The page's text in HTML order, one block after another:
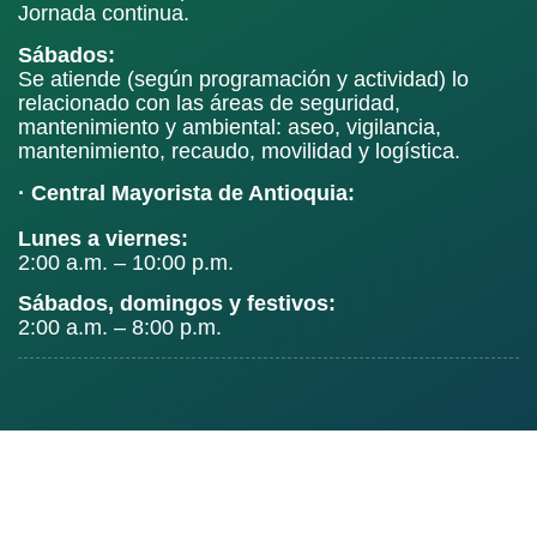
Jornada continua.
Sábados:
Se atiende (según programación y actividad) lo
relacionado con las áreas de seguridad,
mantenimiento y ambiental: aseo, vigilancia,
mantenimiento, recaudo, movilidad y logística.
· Central Mayorista de Antioquia:
Lunes a viernes:
2:00 a.m. – 10:00 p.m.
Sábados, domingos y festivos:
2:00 a.m. – 8:00 p.m.